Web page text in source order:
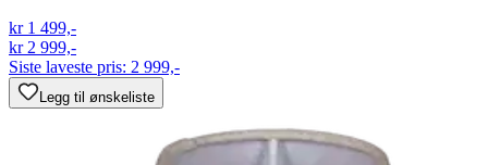
kr 1 499,-
kr 2 999,-
Siste laveste pris: 2 999,-
Legg til ønskeliste